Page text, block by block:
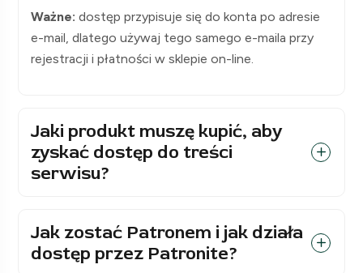
Ważne: dostęp przypisuje się do konta po adresie
e-mail, dlatego używaj tego samego e-maila przy
rejestracji i płatności w sklepie on-line.
Jaki produkt muszę kupić, aby
zyskać dostęp do treści
serwisu?
Jak zostać Patronem i jak działa
dostęp przez Patronite?